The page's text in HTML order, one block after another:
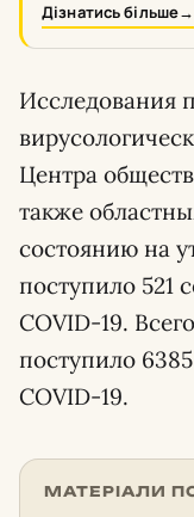
Дізнатись більше→
Исследования
Центра
также
состоянию на
поступило 521
COVID-19.
поступило
COVID-19.
МАТЕРІАЛИ